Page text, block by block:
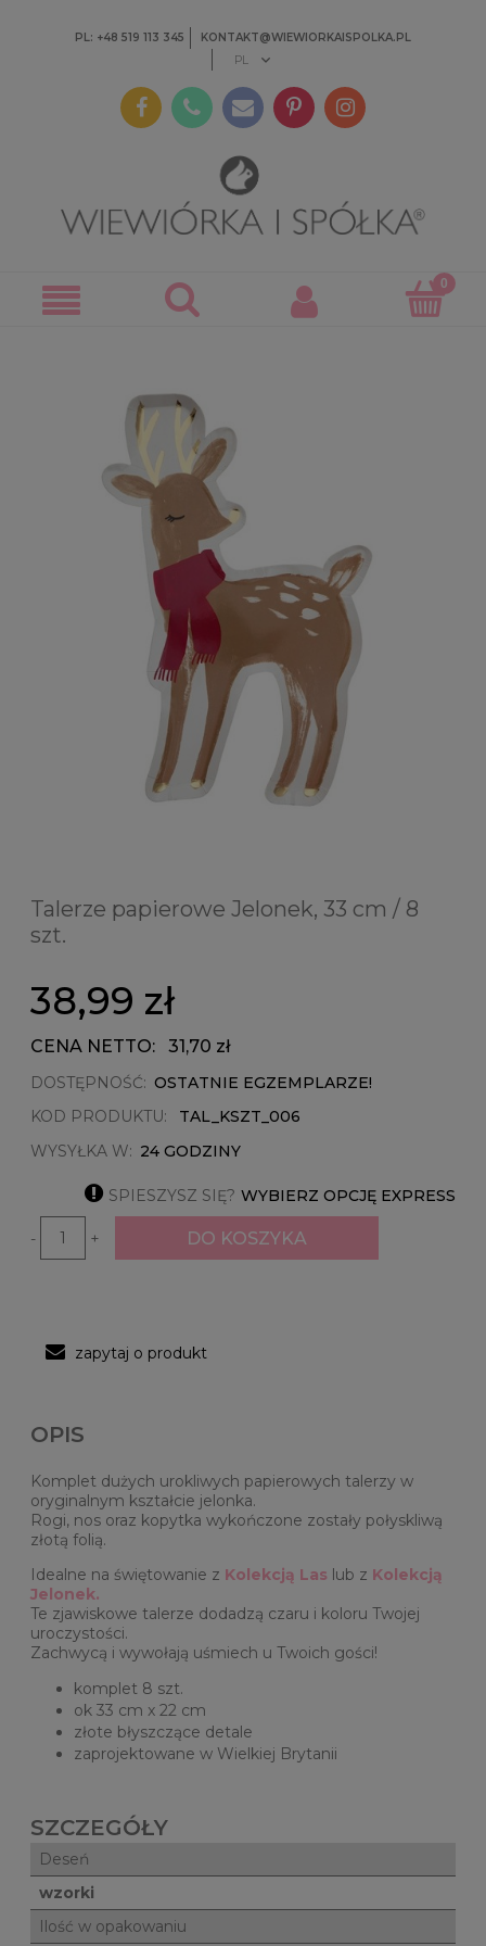
PL: +48 519 113 345 KONTAKT@WIEWIORKAISPOLKA.PL
Talerze papierowe Jelonek, 33 cm / 8
szt.
38,99 zł
CENA NETTO: 31,70 zł
DOSTĘPNOŚĆ: OSTATNIE EGZEMPLARZE!
KOD PRODUKTU:
TAL_KSZT_006
WYSYŁKA W: 24 GODZINY
 SPIESZYSZ SIĘ? WYBIERZ OPCJĘ EXPRESS
- + DO KOSZYKA
zapytaj o produkt
OPIS
Komplet dużych urokliwych papierowych talerzy w
oryginalnym kształcie jelonka.
Rogi, nos oraz kopytka wykończone zostały połyskliwą
złotą folią.
Idealne na świętowanie z Kolekcją Las lub z Kolekcją
Jelonek.
Te zjawiskowe talerze dodadzą czaru i koloru Twojej
uroczystości.
Zachwycą i wywołają uśmiech u Twoich gości!
komplet 8 szt.
ok 33 cm x 22 cm
złote błyszczące detale
zaprojektowane w Wielkiej Brytanii
SZCZEGÓŁY
Deseń
wzorki
Ilość w opakowaniu